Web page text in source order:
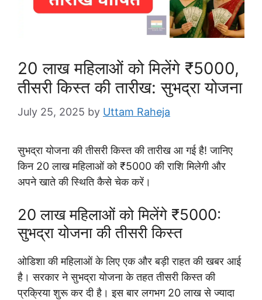
20 लाख महिलाओं को मिलेंगे ₹5000,
तीसरी किस्त की तारीख: सुभद्रा योजना
July 25, 2025 by Uttam Raheja
सुभद्रा योजना की तीसरी किस्त की तारीख आ गई है! जानिए
किन 20 लाख महिलाओं को ₹5000 की राशि मिलेगी और
अपने खाते की स्थिति कैसे चेक करें।
20 लाख महिलाओं को मिलेंगे ₹5000:
सुभद्रा योजना की तीसरी किस्त
ओडिशा की महिलाओं के लिए एक और बड़ी राहत की खबर आई
है। सरकार ने सुभद्रा योजना के तहत तीसरी किस्त की
प्रक्रिया शुरू कर दी है। इस बार लगभग 20 लाख से ज्यादा